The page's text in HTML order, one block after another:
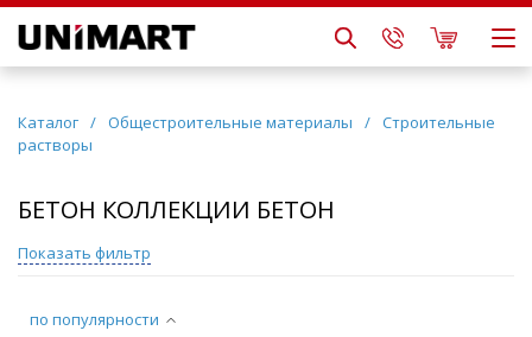
Каталог / Общестроительные материалы / Строительные
растворы
БЕТОН КОЛЛЕКЦИИ БЕТОН
по популярности
Показать фильтр